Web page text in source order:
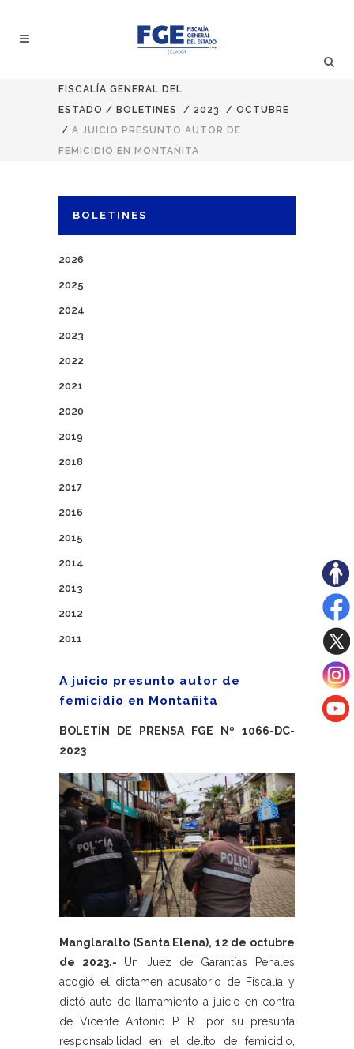
FISCALÍA GENERAL DEL
ESTADO / BOLETINES / 2023 / OCTUBRE
/ A JUICIO PRESUNTO AUTOR DE
FEMICIDIO EN MONTAÑITA
BOLETINES
2026
2025
2024
2023
2022
2021
2020
2019
2018
2017
2016
2015
2014
2013
2012
2011
A juicio presunto autor de
femicidio en Montañita
BOLETÍN DE PRENSA FGE Nº 1066-DC-
2023
Manglaralto (Santa Elena), 12 de octubre
de 2023.- Un Juez de Garantías Penales
acogió el dictamen acusatorio de Fiscalía y
dictó auto de llamamiento a juicio en contra
de Vicente Antonio P. R., por su presunta
responsabilidad en el delito de femicidio,